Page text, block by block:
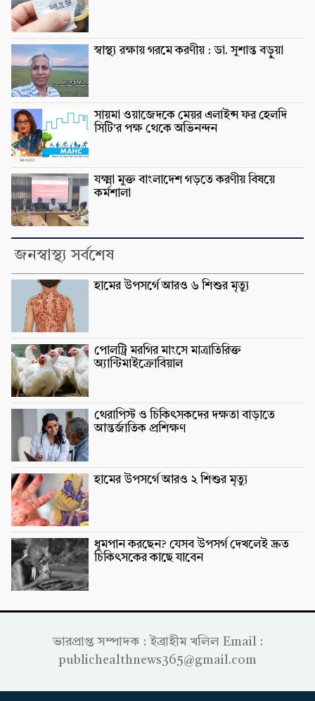
স্বাস্থ্য রক্ষায় গরমে করণীয় : ডা. সুশান্ত বড়ুুয়া
সায়মা ওয়াজেদকে মেয়র এলাইন্স ফর হেলদি
সিটি’র পক্ষ থেকে অভিনন্দন
যক্ষ্মা মুক্ত বাংলাদেশ গড়তে করণীয় বিষয়ে
কর্মশালা
জনস্বাস্থ্য সর্বশেষ
হামের উপসর্গে আরও ৬ শিশুর মৃত্যু
পোলট্রি মরগির মাংসে মাত্রাতিরিক্ত
অ্যান্টিমাইক্রোবিয়াল
থেরাপিস্ট ও চিকিৎসকদের দক্ষতা বাড়াতে
আন্তর্জাতিক প্রশিক্ষণ
হামের উপসর্গে আরও ২ শিশুর মৃত্যু
ধূমপান করছেন? যেসব উপসর্গ দেখলেই দ্রুত
চিকিৎসকের কাছে যাবেন
ভারপ্রাপ্ত সম্পাদক : ইব্রাহীম খলিল Email :
publichealthnews365@gmail.com